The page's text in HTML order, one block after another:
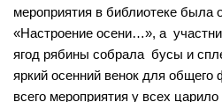
Искитимская сельская
Сельская библиотека п.
Китернинская сельская
мероприятия в библиотеке была
«Настроение осени…», а
ягод рябины собрала бусы и
яркий осенний венок для
всего мероприятия у всех